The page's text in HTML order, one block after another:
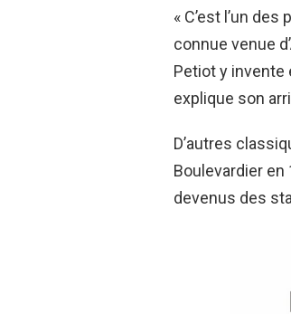
« C’est l’un
connue venue
Petiot y invente
explique son
D’autres
Boulevardier en
devenus des